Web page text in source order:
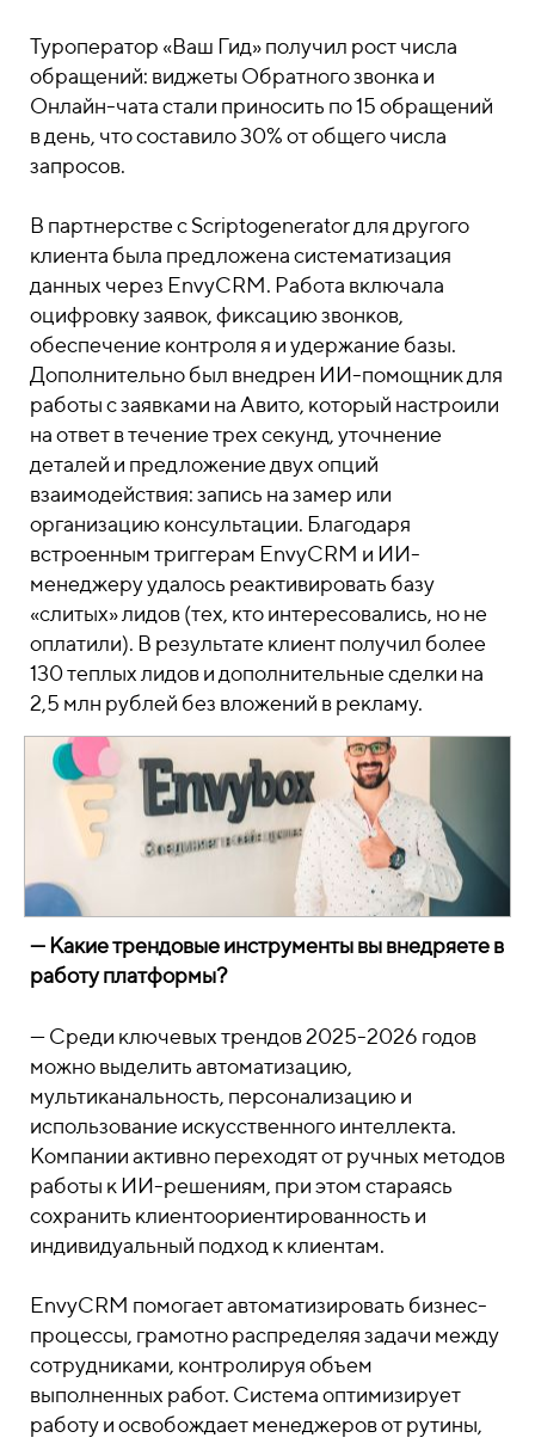
Туроператор «Ваш Гид» получил рост числа
обращений: виджеты Обратного звонка и
Онлайн-чата стали приносить по 15 обращений
в день, что составило 30% от общего числа
запросов.
В партнерстве с Scriptogenerator для другого
клиента была предложена систематизация
данных через EnvyCRM. Работа включала
оцифровку заявок, фиксацию звонков,
обеспечение контроля я и удержание базы.
Дополнительно был внедрен ИИ-помощник для
работы с заявками на Авито, который настроили
на ответ в течение трех секунд, уточнение
деталей и предложение двух опций
взаимодействия: запись на замер или
организацию консультации. Благодаря
встроенным триггерам EnvyCRM и ИИ-
менеджеру удалось реактивировать базу
«слитых» лидов (тех, кто интересовались, но не
оплатили). В результате клиент получил более
130 теплых лидов и дополнительные сделки на
2,5 млн рублей без вложений в рекламу.
— Какие трендовые инструменты вы внедряете в
работу платформы?
—Среди ключевых трендов 2025-2026 годов
можно выделить автоматизацию,
мультиканальность, персонализацию и
использование искусственного интеллекта.
Компании активно переходят от ручных методов
работы к ИИ-решениям, при этом стараясь
сохранить клиентоориентированность и
индивидуальный подход к клиентам.
EnvyCRM помогает автоматизировать бизнес-
процессы, грамотно распределяя задачи между
сотрудниками, контролируя объем
выполненных работ. Система оптимизирует
работу и освобождает менеджеров от рутины,